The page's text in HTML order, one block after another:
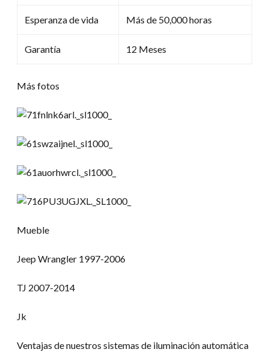
Esperanza de vida Más de 50,000 horas
Garantía 12 Meses
Más fotos
Mueble
Jeep Wrangler 1997-2006
TJ 2007-2014
Jk
Ventajas de nuestros sistemas de iluminación automática